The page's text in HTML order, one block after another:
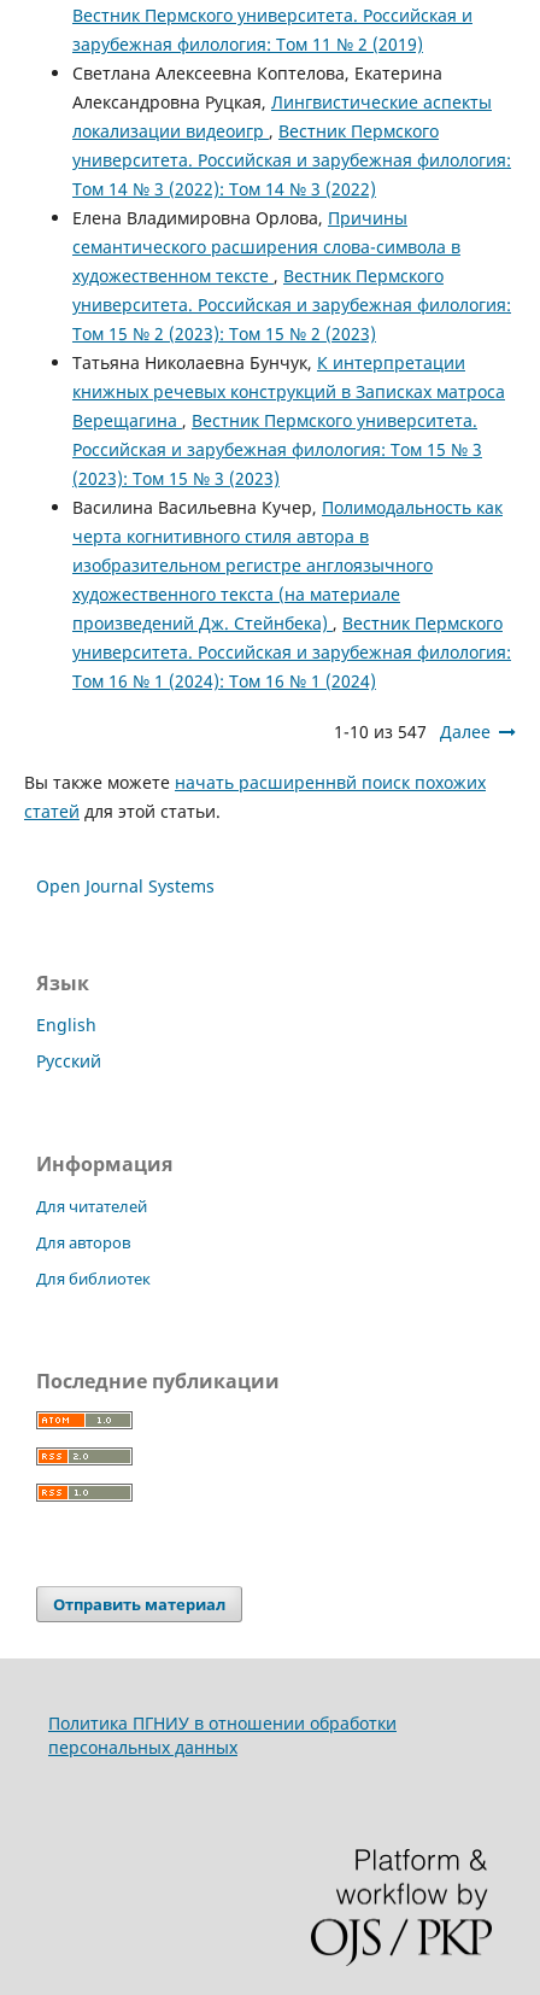
Вестник Пермского университета. Российская и
зарубежная филология: Том 11 № 2 (2019)
Светлана Алексеевна Коптелова, Екатерина
Александровна Руцкая, Лингвистические аспекты
локализации видеоигр , Вестник Пермского
университета. Российская и зарубежная филология:
Том 14 № 3 (2022): Том 14 № 3 (2022)
Елена Владимировна Орлова, Причины
семантического расширения слова-символа в
художественном тексте , Вестник Пермского
университета. Российская и зарубежная филология:
Том 15 № 2 (2023): Том 15 № 2 (2023)
Татьяна Николаевна Бунчук, К интерпретации
книжных речевых конструкций в Записках матроса
Верещагина , Вестник Пермского университета.
Российская и зарубежная филология: Том 15 № 3
(2023): Том 15 № 3 (2023)
Василина Васильевна Кучер, Полимодальность как
черта когнитивного стиля автора в
изобразительном регистре англоязычного
художественного текста (на материале
произведений Дж. Стейнбека) , Вестник Пермского
университета. Российская и зарубежная филология:
Том 16 № 1 (2024): Том 16 № 1 (2024)
1-10 из 547 Далее
Вы также можете начать расширеннвй поиск похожих
статей для этой статьи.
Open Journal Systems
Язык
English
Русский
Информация
Для читателей
Для авторов
Для библиотек
Последние публикации
Отправить материал
Политика ПГНИУ в отношении обработки
персональных данных